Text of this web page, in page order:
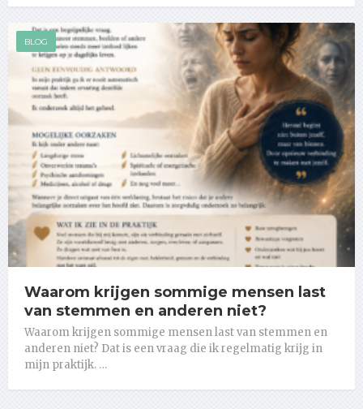
BLOG
Waarom krijgen sommige mensen last
van stemmen en anderen niet?
Waarom krijgen sommige mensen last van stemmen en
anderen niet? Dat is een vraag die ik regelmatig krijg in
mijn praktijk. …